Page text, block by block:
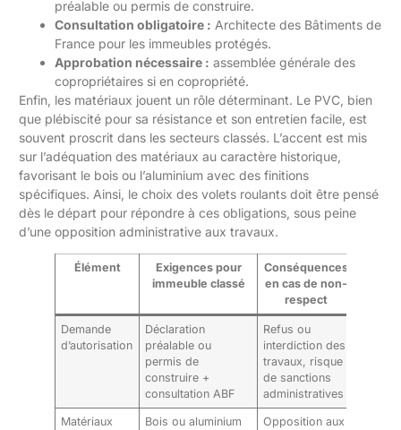
préalable ou permis de construire.
Consultation obligatoire : Architecte des Bâtiments de
France pour les immeubles protégés.
Approbation nécessaire : assemblée générale des
copropriétaires si en copropriété.
Enfin, les matériaux jouent un rôle déterminant. Le PVC, bien
que plébiscité pour sa résistance et son entretien facile, est
souvent proscrit dans les secteurs classés. L’accent est mis
sur l’adéquation des matériaux au caractère historique,
favorisant le bois ou l’aluminium avec des finitions
spécifiques. Ainsi, le choix des volets roulants doit être pensé
dès le départ pour répondre à ces obligations, sous peine
d’une opposition administrative aux travaux.
Élément
Exigences pour
immeuble classé
Conséquences
en cas de non-
respect
Demande
d’autorisation
Déclaration
préalable ou
permis de
construire +
consultation ABF
Refus ou
interdiction des
travaux, risque
de sanctions
administratives
Matériaux
Bois ou aluminium
Opposition aux